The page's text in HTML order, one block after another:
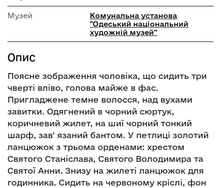
Музей
Комунальна установа
"Одеський національний
художній музей"
Опис
Поясне зображення чоловіка, що сидить три
чверті вліво, голова майже в фас.
Пригладжене темне волосся, над вухами
завитки. Одягнений в чорний сюртук,
коричневий жилет, на шиї чорний тонкий
шарф, зав' язаний бантом. У петлиці золотий
ланцюжок з трьома орденами: хрестом
Святого Станіслава, Святого Володимира та
Святої Анни. Знизу на жилеті ланцюжок для
годинника. Сидить на червоному кріслі, фон